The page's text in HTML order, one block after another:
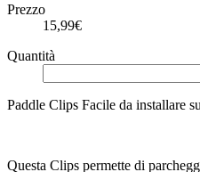
Prezzo
15,99€
Quantità
Paddle Clips Facile da installare
Questa Clips permette di